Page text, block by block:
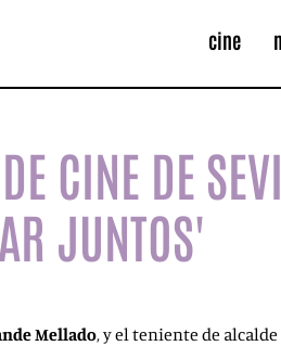
cine
CINE DE
JUNTOS'
Mellado, y el teniente de